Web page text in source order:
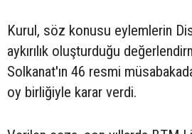
Kurul, söz konusu eylemlerin
aykırılık oluşturduğu
Solkanat'ın 46 resmi
oy birliğiyle karar verdi.